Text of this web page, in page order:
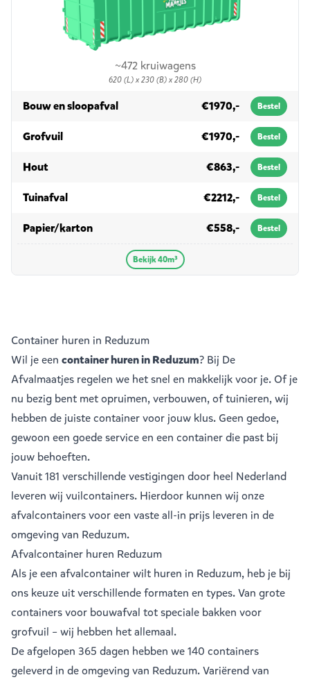
~472 kruiwagens
620 (L) x 230 (B) x 280 (H)
Bouw en sloopafvalin 40m³ €1970,- Bestel
Grofvuilin 40m³ €1970,- Bestel
Houtin 40m³ €863,- Bestel
Tuinafvalin 40m³ €2212,- Bestel
Papier/kartonin 40m³ €558,- Bestel
Bekijk 40m³
Container huren in Reduzum
Wil je een container huren in Reduzum? Bij De
Afvalmaatjes regelen we het snel en makkelijk voor je. Of je
nu bezig bent met opruimen, verbouwen, of tuinieren, wij
hebben de juiste container voor jouw klus. Geen gedoe,
gewoon een goede service en een container die past bij
jouw behoeften.
Vanuit181 verschillende vestigingen door heel Nederland
leveren wij vuilcontainers. Hierdoor kunnen wij onze
afvalcontainers voor een vaste all-in prijs leveren in de
omgeving van Reduzum.
Afvalcontainer huren Reduzum
Als je een afvalcontainerwilt huren in Reduzum, heb je bij
ons keuze uit verschillende formaten en types. Van grote
containers voor bouwafval tot speciale bakken voor
grofvuil – wij hebben het allemaal.
De afgelopen 365 dagen hebben we 140 containers
geleverd in de omgeving van Reduzum. Variërend van